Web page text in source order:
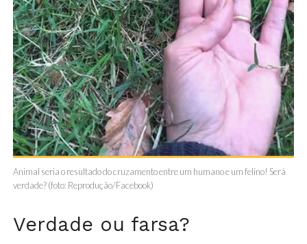
Animal seria o resultado do cruzamento entre um humano e um felino! Será
verdade? (foto: Reprodução/Facebook)
Verdade ou farsa?